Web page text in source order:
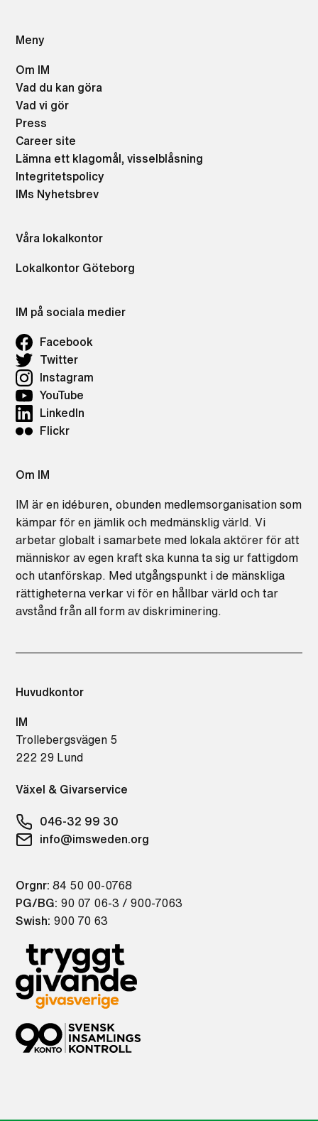
Meny
Om IM
Vad du kan göra
Vad vi gör
Press
Career site
Lämna ett klagomål, visselblåsning
Integritetspolicy
IMs Nyhetsbrev
Våra lokalkontor
Lokalkontor Göteborg
IM på sociala medier
Facebook
Twitter
Instagram
YouTube
LinkedIn
Flickr
Om IM
IM är en idéburen, obunden medlemsorganisation som
kämpar för en jämlik och medmänsklig värld. Vi
arbetar globalt i samarbete med lokala aktörer för att
människor av egen kraft ska kunna ta sig ur fattigdom
och utanförskap. Med utgångspunkt i de mänskliga
rättigheterna verkar vi för en hållbar värld och tar
avstånd från all form av diskriminering.
Huvudkontor
IM
Trollebergsvägen 5
222 29 Lund
Växel & Givarservice
046-32 99 30
info@imsweden.org
Orgnr: 84 50 00-0768
PG/BG: 90 07 06-3 / 900-7063
Swish: 900 70 63